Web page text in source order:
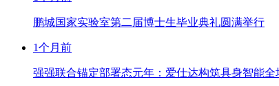
鹏城国家实验室第二届博士生毕业典礼圆满举行
1个月前
强强联合锚定部署态元年：爱仕达构筑具身智能全